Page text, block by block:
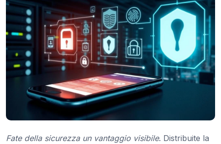
Fate della sicurezza un vantaggio visibile. Distribuite la